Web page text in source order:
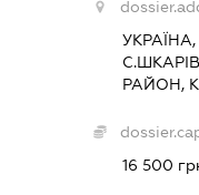
УКРАЇНА,
РАЙОН,
16 500